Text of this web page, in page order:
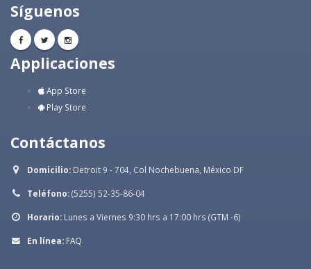
Síguenos
Applicaciones
App Store
Play Store
Contáctanos
Domicilio: Detroit 9 - 704, Col Nochebuena, México DF
Teléfono:(5255) 52-35-86-04
Horario: Lunes a Viernes 9:30 hrs a 17:00 hrs (GTM -6)
En línea: FAQ